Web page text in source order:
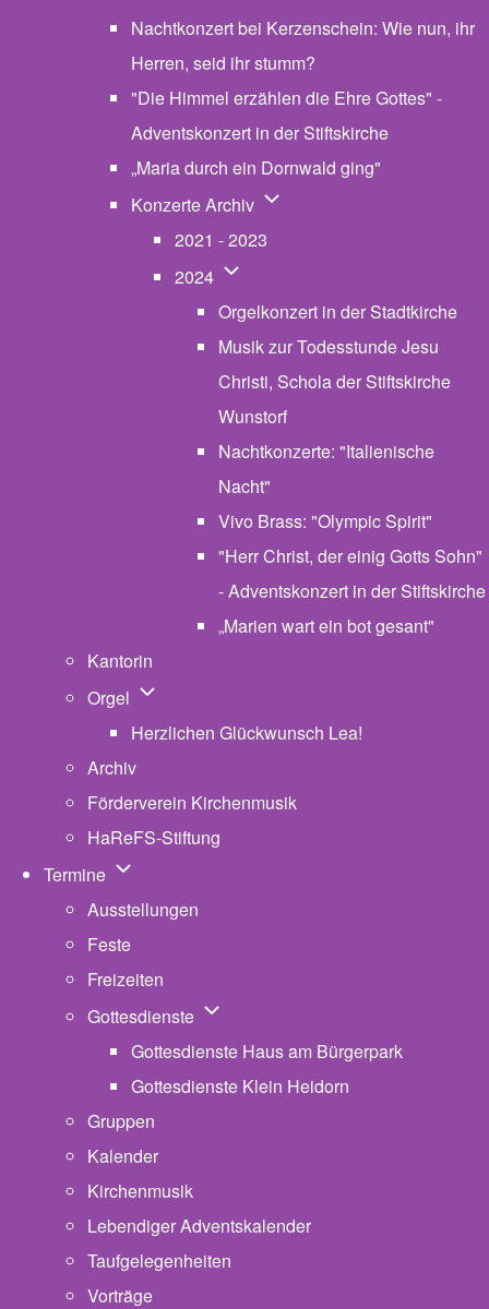
Nachtkonzert bei Kerzenschein: Wie nun, ihr
Herren, seid ihr stumm?
"Die Himmel erzählen die Ehre Gottes" -
Adventskonzert in der Stiftskirche
„Maria durch ein Dornwald ging"
Konzerte Archiv Unternavigation von
2021 - 2023
2024 Unternavigation von 2024
Orgelkonzert in der Stadtkirche
Musik zur Todesstunde Jesu
Christi, Schola der Stiftskirche
Wunstorf
Nachtkonzerte: "Italienische
Nacht"
Vivo Brass: "Olympic Spirit"
"Herr Christ, der einig Gotts Sohn"
- Adventskonzert in der Stiftskirche
„Marien wart ein bot gesant"
Kantorin
Orgel Unternavigation von Orgel
Herzlichen Glückwunsch Lea!
Archiv
Förderverein Kirchenmusik
HaReFS-Stiftung
Termine Unternavigation von Termine
Ausstellungen
Feste
Freizeiten
Gottesdienste Unternavigation von Gottesdienste
Gottesdienste Haus am Bürgerpark
Gottesdienste Klein Heidorn
Gruppen
Kalender
Kirchenmusik
Lebendiger Adventskalender
Taufgelegenheiten
Vorträge